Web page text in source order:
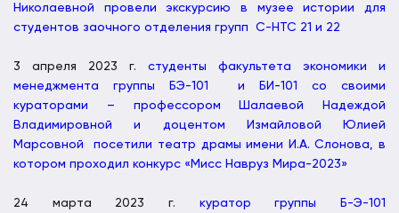
Николаевной провели экскурсию в музее истории для
студентов заочного отделения групп С-НТС 21 и 22
3 апреля 2023 г. студенты факультета экономики и
менеджмента группы БЭ-101 и БИ-101 со своими
кураторами – профессором Шалаевой Надеждой
Владимировной и доцентом Измайловой Юлией
Марсовной посетили театр драмы имени И.А. Слонова, в
котором проходил конкурс «Мисс Навруз Мира-2023»
24 марта 2023 г. куратор группы Б-Э-101